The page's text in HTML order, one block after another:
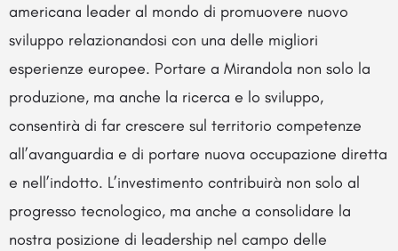
americana leader al mondo di promuovere nuovo
sviluppo relazionandosi con una delle migliori
esperienze europee. Portare a Mirandola non solo la
produzione, ma anche la ricerca e lo sviluppo,
consentirà di far crescere sul territorio competenze
all’avanguardia e di portare nuova occupazione diretta
e nell’indotto. L’investimento contribuirà non solo al
progresso tecnologico, ma anche a consolidare la
nostra posizione di leadership nel campo delle